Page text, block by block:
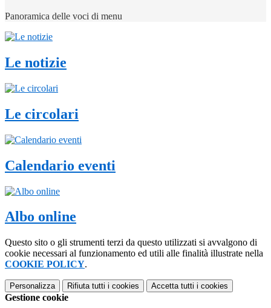
Panoramica delle voci di menu
Le notizie
Le circolari
Calendario eventi
Albo online
Questo sito o gli strumenti terzi da questo utilizzati si avvalgono di
cookie necessari al funzionamento ed utili alle finalità illustrate nella
COOKIE POLICY.
Personalizza Rifiuta tutti i cookies Accetta tutti i cookies
Gestione cookie